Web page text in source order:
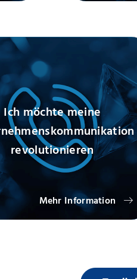
Ich möchte meine
revolutionieren
Mehr Information